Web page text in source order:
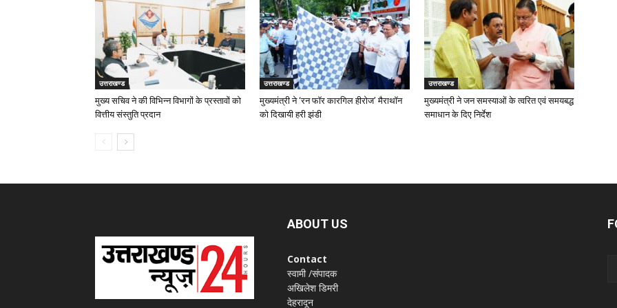
उत्तराखण्ड
मुख्य सचिव ने की विभिन्न विभागों के प्रस्तावों को
वित्तीय संस्तुति प्रदान
उत्तराखण्ड
मुख्यमंत्री ने ‘रन फॉर कारगिल हीरोज’ मैराथॉन
को दिखायी हरी झंडी
उत्तराखण्ड
मुख्यमंत्री ने जन समस्याओं के त्वरित एवं समयबद्ध
समाधान के दिए निर्देश
ABOUT US
Contact
स्वामी /संपादक
अखिलेश डिमरी
देहरादून